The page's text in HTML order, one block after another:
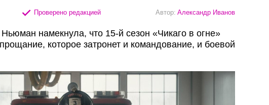
Проверено редакцией Автор: Александр Иванов
намекнула, что 15-й сезон «Чикаго в огне»
которое затронет и командование, и боевой